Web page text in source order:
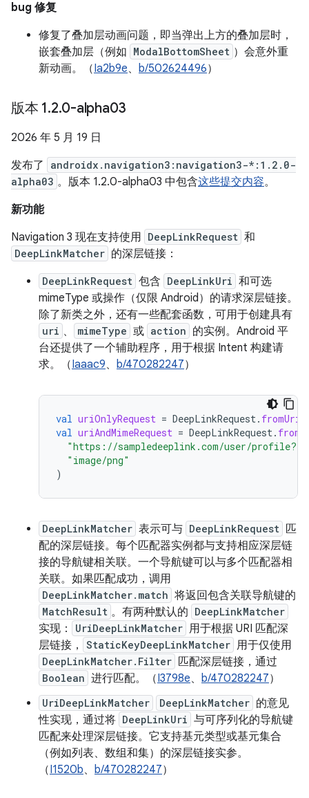
bug 修复
修复了叠加层动画问题，即当弹出上方的叠加层时，
嵌套叠加层（例如 ModalBottomSheet ）会意外重
新动画。（Ia2b9e、 b/502624496）
版本 1.2.0-alpha03
2026 年 5 月 19 日
发布了
androidx.navigation3:navigation3-*:1.2.0-
alpha03 。版本 1.2.0-alpha03 中包含这些提交内容。
新功能
Navigation 3 现在支持使用 DeepLinkRequest 和
DeepLinkMatcher 的深层链接：
DeepLinkRequest 包含 DeepLinkUri 和可选
mimeType 或操作（仅限 Android）的请求深层链接。
除了新类之外，还有一些配套函数，可用于创建具有
uri 、 mimeType 或 action 的实例。Android 平
台还提供了一个辅助程序，用于根据 Intent 构建请
求。（Iaaac9、 b/470282247）
val uriOnlyRequest = DeepLinkRequest.
val uriAndMimeRequest = DeepLinkRequest.
"https://sampledeeplink.com/user/
"image/png"
)
DeepLinkMatcher 表示可与 DeepLinkRequest 匹
配的深层链接。每个匹配器实例都与支持相应深层链
接的导航键相关联。一个导航键可以与多个匹配器相
关联。如果匹配成功，调用
DeepLinkMatcher.match 将返回包含关联导航键的
MatchResult 。有两种默认的 DeepLinkMatcher
实现： UriDeepLinkMatcher 用于根据 URI 匹配深
层链接，
StaticKeyDeepLinkMatcher 用于仅使用
DeepLinkMatcher.Filter 匹配深层链接，通过
Boolean 进行匹配。（I3798e、 b/470282247）
UriDeepLinkMatcher DeepLinkMatcher 的意见
性实现，通过将 DeepLinkUri 与可序列化的导航键
匹配来处理深层链接。它支持基元类型或基元集合
（例如列表、数组和集）的深层链接实参。
（I1520b、 b/470282247）